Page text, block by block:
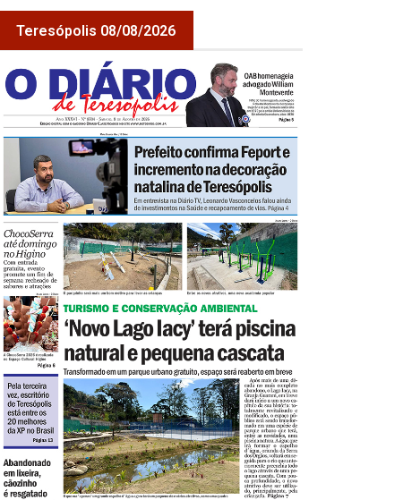
Teresópolis 08/08/2026